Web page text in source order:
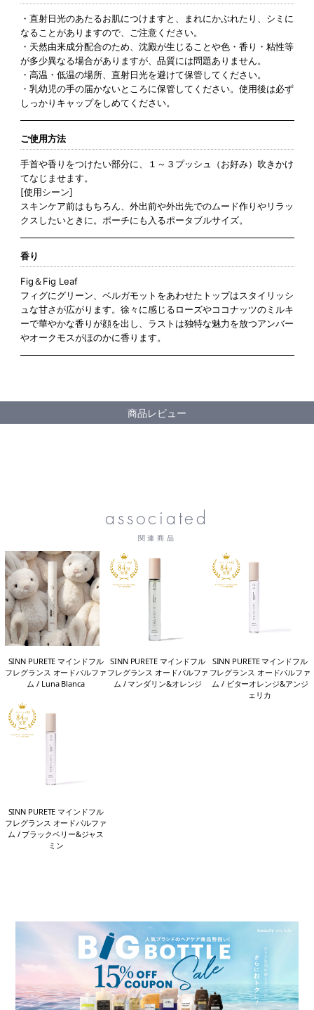
・直射日光のあたるお肌につけますと、まれにかぶれたり、シミに
なることがありますので、ご注意ください。
・天然由来成分配合のため、沈殿が生じることや色・香り・粘性等
が多少異なる場合がありますが、品質には問題ありません。
・高温・低温の場所、直射日光を避けて保管してください。
・乳幼児の手の届かないところに保管してください。使用後は必ず
しっかりキャップをしめてください。
ご使用方法
手首や香りをつけたい部分に、１～３プッシュ（お好み）吹きかけ
てなじませます。
[使用シーン]
スキンケア前はもちろん、外出前や外出先でのムード作りやリラッ
クスしたいときに。ポーチにも入るポータブルサイズ。
香り
Fig＆Fig Leaf
フィグにグリーン、ベルガモットをあわせたトップはスタイリッシ
ュな甘さが広がります。徐々に感じるローズやココナッツのミルキ
ーで華やかな香りが顔を出し、ラストは独特な魅力を放つアンバー
やオークモスがほのかに香ります。
商品レビュー
associated
関連商品
SINN PURETE マインドフル
フレグランス オードパルファ
ム / Luna Blanca
SINN PURETE マインドフル
フレグランス オードパルファ
ム / マンダリン&オレンジ
SINN PURETE マインドフル
フレグランス オードパルファ
ム / ビターオレンジ&アンジ
ェリカ
SINN PURETE マインドフル
フレグランス オードパルファ
ム / ブラックベリー&ジャス
ミン